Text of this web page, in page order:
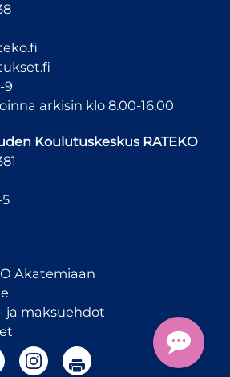
9
arkisin klo 8.00-16.00
Koulutuskeskus RATEKO
Akatemiaan
ja maksuehdot